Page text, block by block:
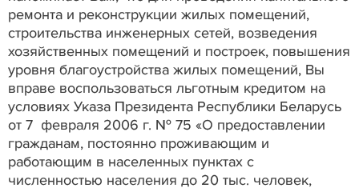
ремонта и реконструкции жилых помещений,
строительства инженерных сетей, возведения
хозяйственных помещений и построек, повышения
уровня благоустройства жилых помещений, Вы
вправе воспользоваться льготным кредитом на
условиях Указа Президента Республики Беларусь
от 7 февраля 2006 г. № 75 «О предоставлении
гражданам, постоянно проживающим и
работающим в населенных пунктах с
численностью населения до 20 тыс. человек,